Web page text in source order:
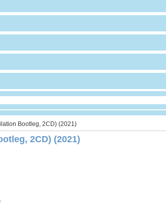
Bootleg, 2CD) (2021)
2CD) (2021)